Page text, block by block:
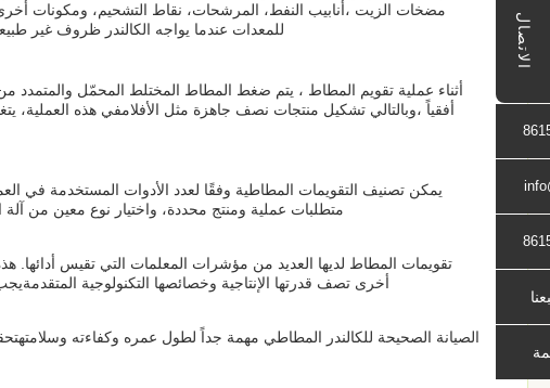
الاتصال
مضخات الزيت ،أنابيب النفط، المرشحات، نقاط التشحيم، ومكونات
للمعدات عندما يواجه الكالندر ظروف غير
أثناء عملية تقويم المطاط ، يتم ضغط المطاط المختلط المحمّل والمتمدد
أفقياً ،وبالتالي تشكيل منتجات نصف جاهزة مثل الأفلامفي هذه العملية،
يمكن تصنيف التقويمات المطاطية وفقًا لعدد الأدوات المستخدمة في
متطلبات عملية ومنتج محددة، واختيار نوع معين من
تقويمات المطاط لديها العديد من مؤشرات المعلمات التي تقيس
أخرى تصف قدرتها الإنتاجية وخصائصها التكنولوجية
الصيانة الصحيحة للكالندر المطاطي مهمة جداً لطول عمره وكفاءته